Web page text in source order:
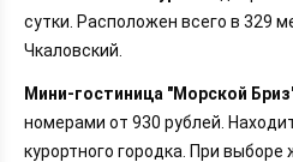
сутки. Расположен всего в 329
Чкаловский.
Мини-гостиница "Морской
номерами от 930 рублей.
курортного городка. При